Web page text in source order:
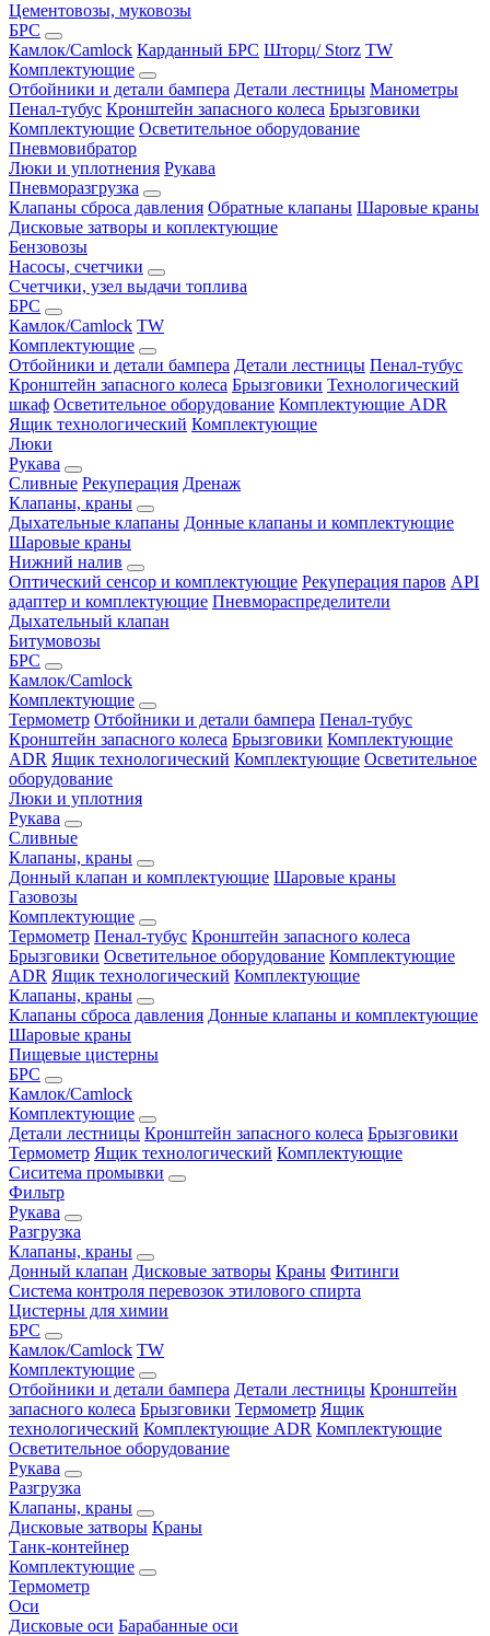
Цементовозы, муковозы
БРС
Камлок/Camlock Карданный БРС Шторц/ Storz TW
Комплектующие
Отбойники и детали бампера Детали лестницы Манометры
Пенал-тубус Кронштейн запасного колеса Брызговики
Комплектующие Осветительное оборудование
Пневмовибратор
Люки и уплотнения Рукава
Пневморазгрузка
Клапаны сброса давления Обратные клапаны Шаровые краны
Дисковые затворы и коплектующие
Бензовозы
Насосы, счетчики
Счетчики, узел выдачи топлива
БРС
Камлок/Camlock TW
Комплектующие
Отбойники и детали бампера Детали лестницы Пенал-тубус
Кронштейн запасного колеса Брызговики Технологический
шкаф Осветительное оборудование Комплектующие ADR
Ящик технологический Комплектующие
Люки
Рукава
Сливные Рекуперация Дренаж
Клапаны, краны
Дыхательные клапаны Донные клапаны и комплектующие
Шаровые краны
Нижний налив
Оптический сенсор и комплектующие Рекуперация паров API
адаптер и комплектующие Пневмораспределители
Дыхательный клапан
Битумовозы
БРС
Камлок/Camlock
Комплектующие
Термометр Отбойники и детали бампера Пенал-тубус
Кронштейн запасного колеса Брызговики Комплектующие
ADR Ящик технологический Комплектующие Осветительное
оборудование
Люки и уплотния
Рукава
Сливные
Клапаны, краны
Донный клапан и комплектующие Шаровые краны
Газовозы
Комплектующие
Термометр Пенал-тубус Кронштейн запасного колеса
Брызговики Осветительное оборудование Комплектующие
ADR Ящик технологический Комплектующие
Клапаны, краны
Клапаны сброса давления Донные клапаны и комплектующие
Шаровые краны
Пищевые цистерны
БРС
Камлок/Camlock
Комплектующие
Детали лестницы Кронштейн запасного колеса Брызговики
Термометр Ящик технологический Комплектующие
Сиситема промывки
Фильтр
Рукава
Разгрузка
Клапаны, краны
Донный клапан Дисковые затворы Краны Фитинги
Система контроля перевозок этилового спирта
Цистерны для химии
БРС
Камлок/Camlock TW
Комплектующие
Отбойники и детали бампера Детали лестницы Кронштейн
запасного колеса Брызговики Термометр Ящик
технологический Комплектующие ADR Комплектующие
Осветительное оборудование
Рукава
Разгрузка
Клапаны, краны
Дисковые затворы Краны
Танк-контейнер
Комплектующие
Термометр
Оси
Дисковые оси Барабанные оси